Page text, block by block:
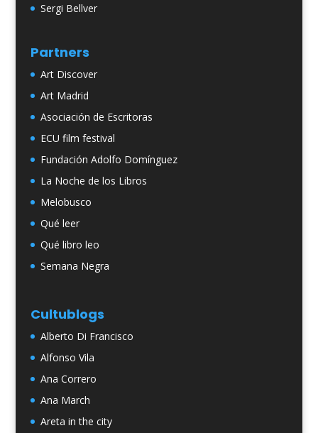
Sergi Bellver
Partners
Art Discover
Art Madrid
Asociación de Escritoras
ECU film festival
Fundación Adolfo Domínguez
La Noche de los Libros
Melobusco
Qué leer
Qué libro leo
Semana Negra
Cultublogs
Alberto Di Francisco
Alfonso Vila
Ana Correro
Ana March
Areta in the city